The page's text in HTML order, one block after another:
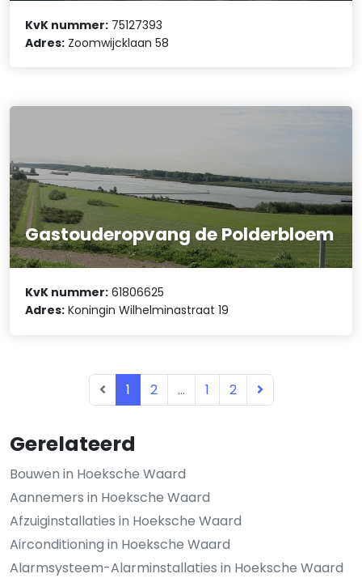
Gerelateerd
Bouwen in Hoeksche Waard
Aannemers in Hoeksche Waard
Afzuiginstallaties in Hoeksche Waard
Airconditioning in Hoeksche Waard
Alarmsysteem-Alarminstallaties in Hoeksche Waard
KvK nummer: 75127393
Adres: Zoomwijcklaan 58
Gastouderopvang de Polderbloem
KvK nummer: 61806625
Adres: Koningin Wilhelminastraat 19
1 2 ... 1 2